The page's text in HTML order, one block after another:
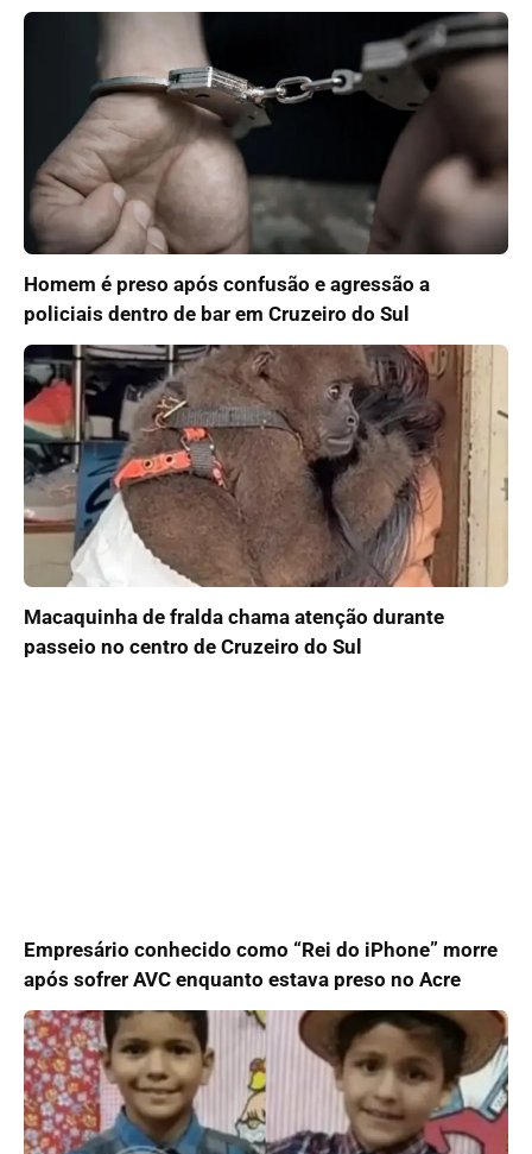
Homem é preso após confusão e agressão a
policiais dentro de bar em Cruzeiro do Sul
Macaquinha de fralda chama atenção durante
passeio no centro de Cruzeiro do Sul
Empresário conhecido como “Rei do iPhone” morre
após sofrer AVC enquanto estava preso no Acre